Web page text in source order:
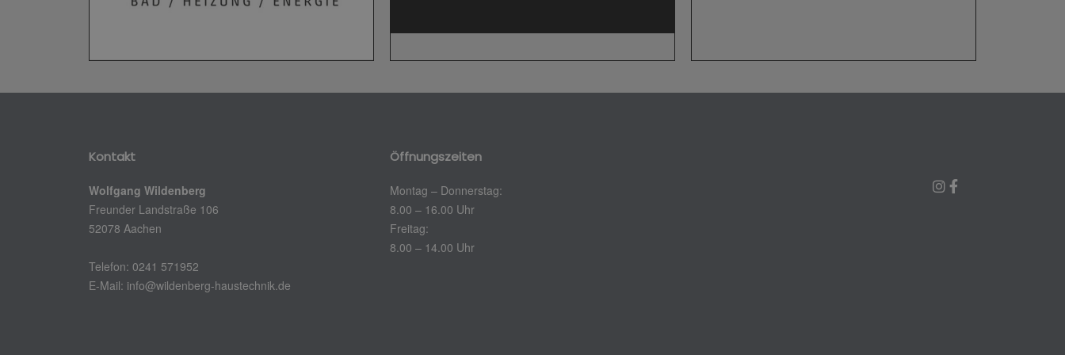
Kontakt
Wolfgang Wildenberg
Freunder Landstraße 106
52078 Aachen
Telefon: 0241 571952
E-Mail: info@wildenberg-haustechnik.de
Öffnungszeiten
Montag – Donnerstag:
8.00 – 16.00 Uhr
Freitag:
8.00 – 14.00 Uhr